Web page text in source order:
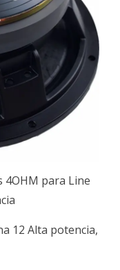
4OHM para Line
12 Alta potencia,